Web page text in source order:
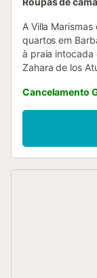
A Villa
quartos em
à praia intocada
Zahara de los
até 10 pessoas,
grupos que
sul de
cozinha
casa, Wi-Fi de
Cancelamento